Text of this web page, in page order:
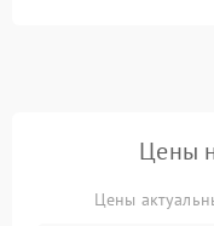
Цены
Цены